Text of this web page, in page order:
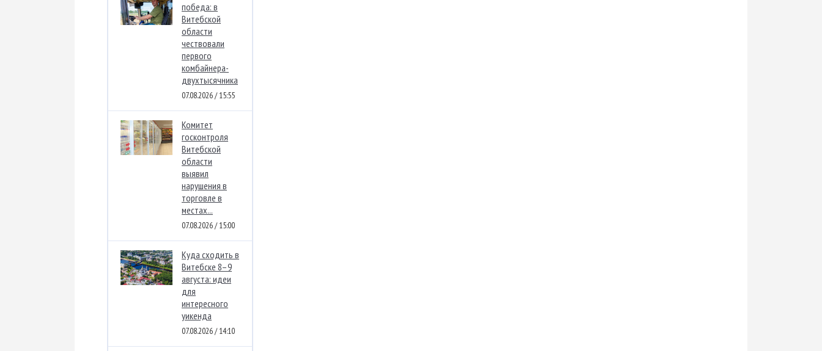
победа: в
Витебской
области
чествовали
первого
комбайнера-
двухтысячника
07.08.2026 / 15:55
Комитет
госконтроля
Витебской
области
выявил
нарушения в
торговле в
местах...
07.08.2026 / 15:00
Куда сходить в
Витебске 8–9
августа: идеи
для
интересного
уикенда
07.08.2026 / 14:10